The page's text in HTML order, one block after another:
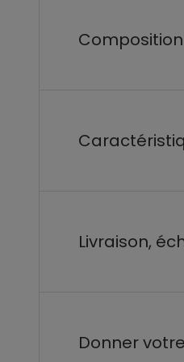
Livraison,
Donner